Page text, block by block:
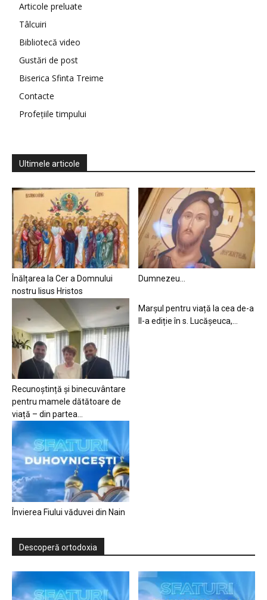
Articole preluate
Tâlcuiri
Bibliotecă video
Gustări de post
Biserica Sfinta Treime
Contacte
Profețiile timpului
Ultimele articole
Înălțarea la Cer a Domnului
nostru Iisus Hristos
Dumnezeu…
Recunoștință și binecuvântare
pentru mamele dătătoare de
viață – din partea...
Marșul pentru viață la cea de-a
II-a ediție în s. Lucășeuca,...
Învierea Fiului văduvei din Nain
Descoperă ortodoxia